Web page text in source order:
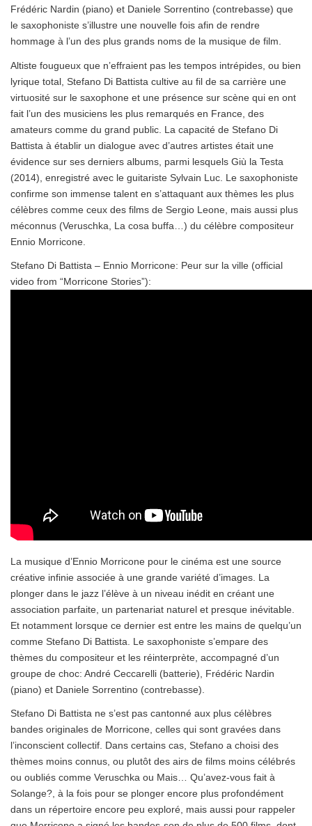
Frédéric Nardin (piano) et Daniele Sorrentino (contrebasse) que
le saxophoniste s’illustre une nouvelle fois afin de rendre
hommage à l’un des plus grands noms de la musique de film.
Altiste fougueux que n’effraient pas les tempos intrépides, ou bien
lyrique total, Stefano Di Battista cultive au fil de sa carrière une
virtuosité sur le saxophone et une présence sur scène qui en ont
fait l’un des musiciens les plus remarqués en France, des
amateurs comme du grand public. La capacité de Stefano Di
Battista à établir un dialogue avec d’autres artistes était une
évidence sur ses derniers albums, parmi lesquels Giù la Testa
(2014), enregistré avec le guitariste Sylvain Luc. Le saxophoniste
confirme son immense talent en s’attaquant aux thèmes les plus
célèbres comme ceux des films de Sergio Leone, mais aussi plus
méconnus (Veruschka, La cosa buffa…) du célèbre compositeur
Ennio Morricone.
Stefano Di Battista – Ennio Morricone: Peur sur la ville (official
video from “Morricone Stories”):
La musique d’Ennio Morricone pour le cinéma est une source
créative infinie associée à une grande variété d’images. La
plonger dans le jazz l’élève à un niveau inédit en créant une
association parfaite, un partenariat naturel et presque inévitable.
Et notamment lorsque ce dernier est entre les mains de quelqu’un
comme Stefano Di Battista. Le saxophoniste s’empare des
thèmes du compositeur et les réinterprète, accompagné d’un
groupe de choc: André Ceccarelli (batterie), Frédéric Nardin
(piano) et Daniele Sorrentino (contrebasse).
Stefano Di Battista ne s’est pas cantonné aux plus célèbres
bandes originales de Morricone, celles qui sont gravées dans
l’inconscient collectif. Dans certains cas, Stefano a choisi des
thèmes moins connus, ou plutôt des airs de films moins célébrés
ou oubliés comme Veruschka ou Mais… Qu’avez-vous fait à
Solange?, à la fois pour se plonger encore plus profondément
dans un répertoire encore peu exploré, mais aussi pour rappeler